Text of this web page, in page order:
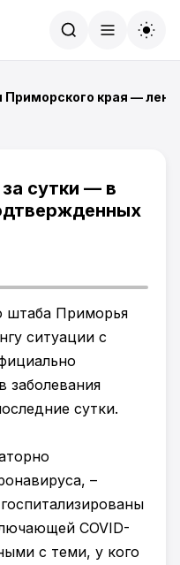
Приморского края —
сутки — в
штаба Приморья
ситуации с
заболевания
сутки.
–
COVID-
с теми, у кого